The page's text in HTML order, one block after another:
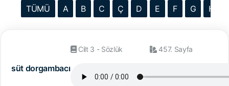
TÜMÜ A B C Ç D E F G H
süt dorgambacı
Cilt 3 - Sözlük 457. Sayfa